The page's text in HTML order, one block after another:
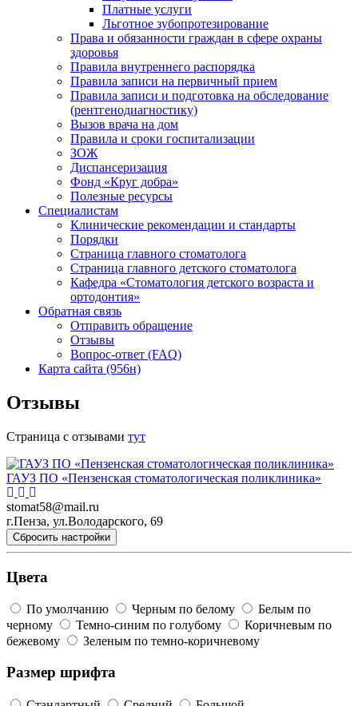
Платные услуги
Льготное зубопротезирование
Права и обязанности граждан в сфере охраны
здоровья
Правила внутреннего распорядка
Правила записи на первичный прием
Правила записи и подготовка на обследование
(рентгенодиагностику)
Вызов врача на дом
Правила и сроки госпитализации
ЗОЖ
Диспансеризация
Фонд «Круг добра»
Полезные ресурсы
Специалистам
Клинические рекомендации и стандарты
Порядки
Страница главного стоматолога
Страница главного детского стоматолога
Кафедра «Стоматология детского возраста и
ортодонтия»
Обратная связь
Отправить обращение
Отзывы
Вопрос-ответ (FAQ)
Карта сайта (956н)
Отзывы
Страница с отзывами тут
ГАУЗ ПО «Пензенская стоматологическая поликлиника»
stomat58@mail.ru
г.Пенза, ул.Володарского, 69
Сбросить настройки
Цвета
По умолчанию Черным по белому
Белым по
черному
Темно-синим по голубому
Коричневым по
бежевому
Зеленым по темно-коричневому
Размер шрифта